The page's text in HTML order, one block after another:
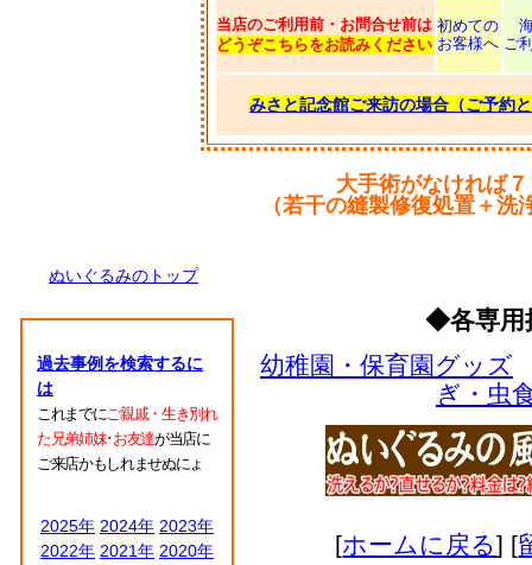
当店のご利用前・お問合せ前は
どうぞこちらをお読みください
初めての
お客様へ ご
みさと記念館ご来訪の場合（ご予約
大手術がなければ
（若干の縫製修復処置＋
ぬいぐるみのトップ
過去事例を検索するに
は
これまでにご親戚・生き別れ
た兄弟姉妹･お友達が当店に
ご来店かもしれませぬにょ
2025年 2024年 2023年
2022年 2021年 2020年
◆各専用
幼稚園・保育園グッズ
ぎ・虫
[ホームに戻る] [